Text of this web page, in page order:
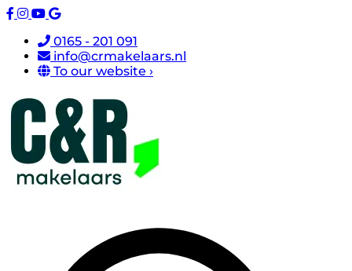
0165 - 201 091
info@crmakelaars.nl
To our website ›